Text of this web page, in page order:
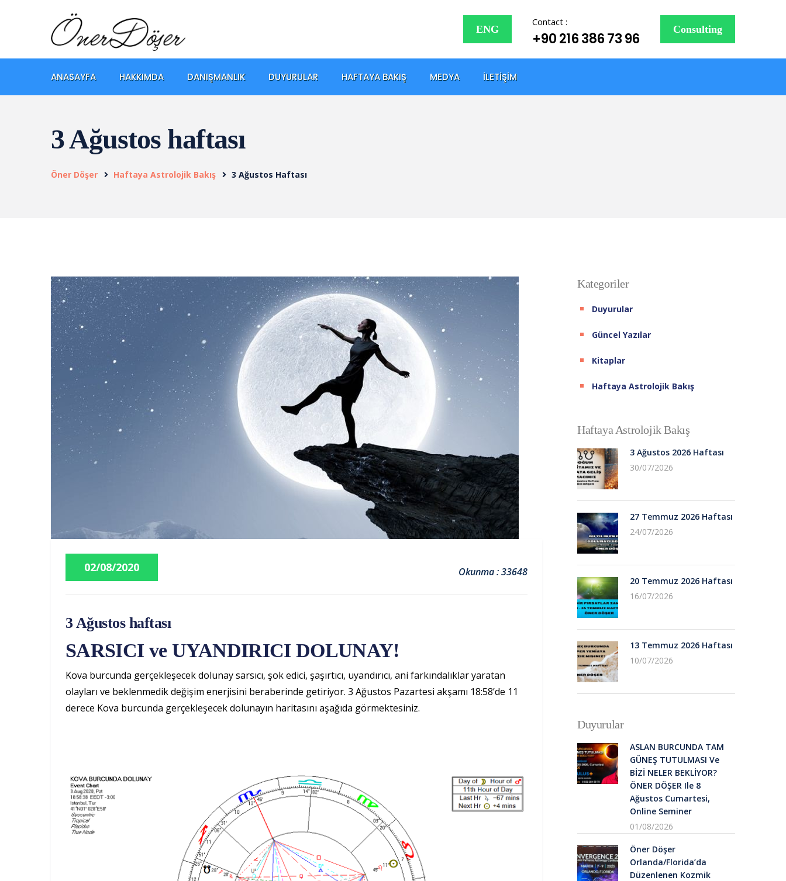
ENG
Contact :
+90 216 386 73 96
Consulting
ANASAYFA HAKKIMDA DANIŞMANLIK DUYURULAR HAFTAYA BAKIŞ MEDYA İLETIŞIM
3 Ağustos haftası
Öner Döşer Haftaya Astrolojik Bakış 3 Ağustos Haftası
02/08/2020 Okunma : 33648
3 Ağustos haftası
SARSICI ve UYANDIRICI DOLUNAY!
Kova burcunda gerçekleşecek dolunay sarsıcı, şok edici, şaşırtıcı, uyandırıcı, ani farkındalıklar yaratan
olayları ve beklenmedik değişim enerjisini beraberinde getiriyor. 3 Ağustos Pazartesi akşamı 18:58’de 11
derece Kova burcunda gerçekleşecek dolunayın haritasını aşağıda görmektesiniz.
Kategoriler
Duyurular
Güncel Yazılar
Kitaplar
Haftaya Astrolojik Bakış
Haftaya Astrolojik Bakış
3 Ağustos 2026 Haftası
30/07/2026
27 Temmuz 2026 Haftası
24/07/2026
20 Temmuz 2026 Haftası
16/07/2026
13 Temmuz 2026 Haftası
10/07/2026
Duyurular
ASLAN BURCUNDA TAM
GÜNEŞ TUTULMASI Ve
BİZİ NELER BEKLİYOR?
ÖNER DÖŞER Ile 8
Ağustos Cumartesi,
Online Seminer
01/08/2026
Öner Döşer
Orlanda/Florida’da
Düzenlenen Kozmik